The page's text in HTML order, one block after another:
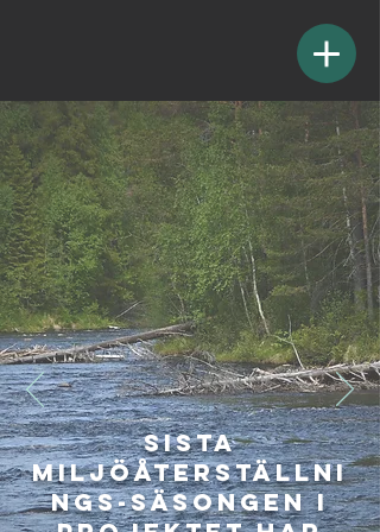
sista
miljöåterställni
ngs-säsongen i